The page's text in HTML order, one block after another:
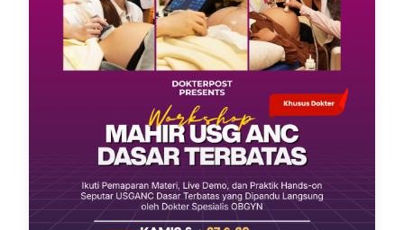
WHO 1997 dan 2011
Kalau sudah kayak gini biasanya bakalan muncul
masalah ini di lapanganâ€¦
Terkait transformasi aplikasi koding, dan menulis
diagnosis di Rekam Medikâ€¦
makanya, aku dan dr Lucky, SpA senin besok mau
bahas masalah ini di IG Live (Dokter Post)
Gratis dokâ€¦